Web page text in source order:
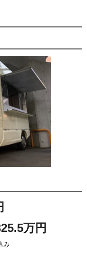
万円
み